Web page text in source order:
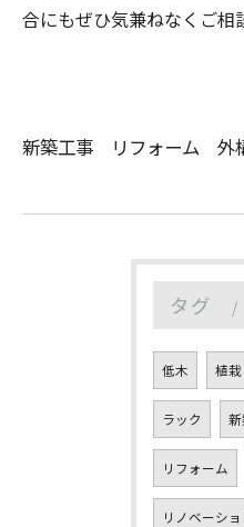
合にもぜひ気兼ねなくご相
新築工事 リフォーム 外
タグ
低木 植栽
ラック
リフォーム
リノベーシ